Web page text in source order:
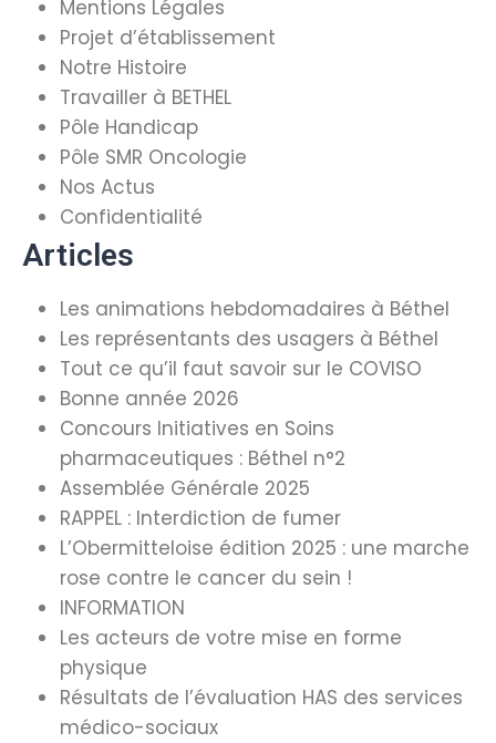
Mentions Légales
Projet d’établissement
Notre Histoire
Travailler à BETHEL
Pôle Handicap
Pôle SMR Oncologie
Nos Actus
Confidentialité
Articles
Les animations hebdomadaires à Béthel
Les représentants des usagers à Béthel
Tout ce qu’il faut savoir sur le COVISO
Bonne année 2026
Concours Initiatives en Soins
pharmaceutiques : Béthel n°2
Assemblée Générale 2025
RAPPEL : Interdiction de fumer
L’Obermitteloise édition 2025 : une marche
rose contre le cancer du sein !
INFORMATION
Les acteurs de votre mise en forme
physique
Résultats de l’évaluation HAS des services
médico-sociaux